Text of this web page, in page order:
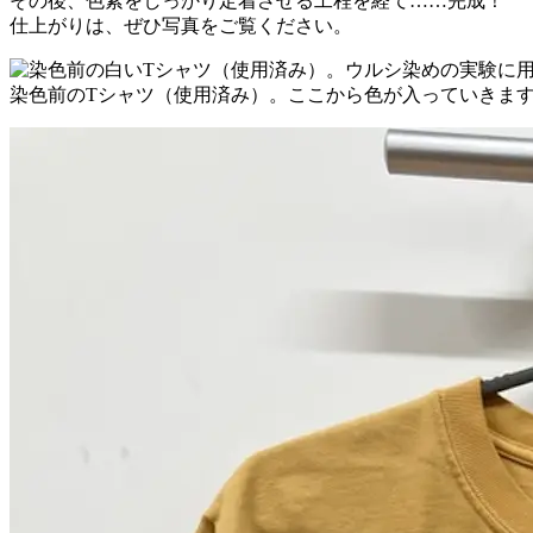
仕上がりは、ぜひ写真をご覧ください。
染色前のTシャツ（使用済み）。ここから色が入っていきま